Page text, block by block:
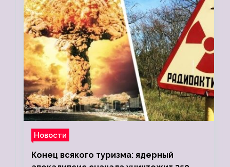
Новости
Конец всякого туризма: ядерный